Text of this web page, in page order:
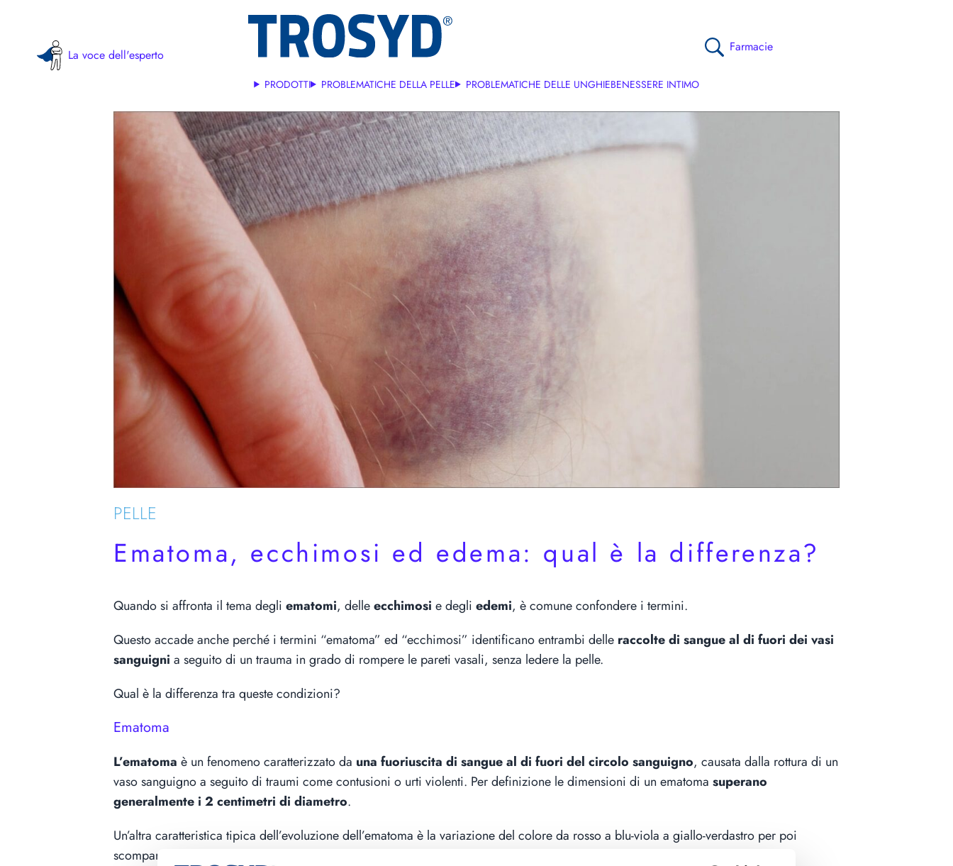
La voce dell'esperto
PRODOTTI PROBLEMATICHE DELLA PELLE PROBLEMATICHE DELLE UNGHIEBENESSERE INTIMO
Farmacie
PELLE
Ematoma, ecchimosi ed edema: qual è la differenza?
Quando si affronta il tema degli ematomi, delleecchimosi e degli edemi, è comune confondere i termini.
Questo accade anche perché i termini “ematoma” ed “ecchimosi” identificano entrambi delle raccolte di sangue al di fuori dei vasi
sanguigni a seguito di un trauma in grado di rompere le pareti vasali, senza ledere la pelle.
Qual è la differenza tra queste condizioni?
Ematoma
L’ematoma è un fenomeno caratterizzato da una fuoriuscita di sangue al di fuori del circolo sanguigno, causata dalla rottura di un
vaso sanguigno a seguito di traumi come contusioni o urti violenti. Per definizione le dimensioni di un ematoma superano
generalmente i 2 centimetri di diametro.
Un’altra caratteristica tipica dell’evoluzione dell’ematoma è la variazione del colore da rosso a blu-viola a giallo-verdastro per poi
scomparire entro 15 giorni.